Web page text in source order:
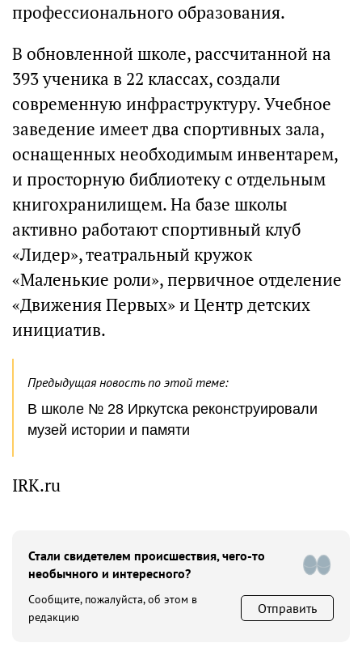
профессионального образования.
В обновленной школе, рассчитанной на
393 ученика в 22 классах, создали
современную инфраструктуру. Учебное
заведение имеет два спортивных зала,
оснащенных необходимым инвентарем,
и просторную библиотеку с отдельным
книгохранилищем. На базе школы
активно работают спортивный клуб
«Лидер», театральный кружок
«Маленькие роли», первичное отделение
«Движения Первых» и Центр детских
инициатив.
Предыдущая новость по этой теме:
В школе № 28 Иркутска реконструировали
музей истории и памяти
IRK.ru
Стали свидетелем происшествия, чего-то
необычного и интересного?
Сообщите, пожалуйста, об этом в
редакцию
Отправить